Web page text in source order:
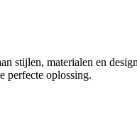
stijlen, materialen en
perfecte oplossing.